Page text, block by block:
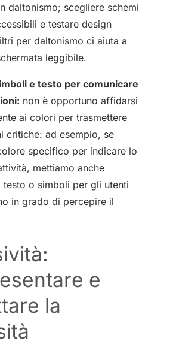
daltonismo; scegliere schemi
e testare design
per daltonismo ci aiuta a
leggibile.
e testo per comunicare
non è opportuno affidarsi
ai colori per trasmettere
critiche: ad esempio, se
specifico per indicare lo
mettiamo anche
testo o simboli per gli utenti
in grado di percepire il
e
la